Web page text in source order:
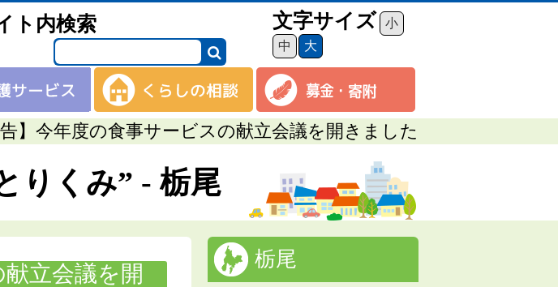
ト内検索 文字サイズ
小
中
大
告】今年度の食事サービスの献立会議を開きました
りくみ” - 栃尾
立会議を開
栃尾